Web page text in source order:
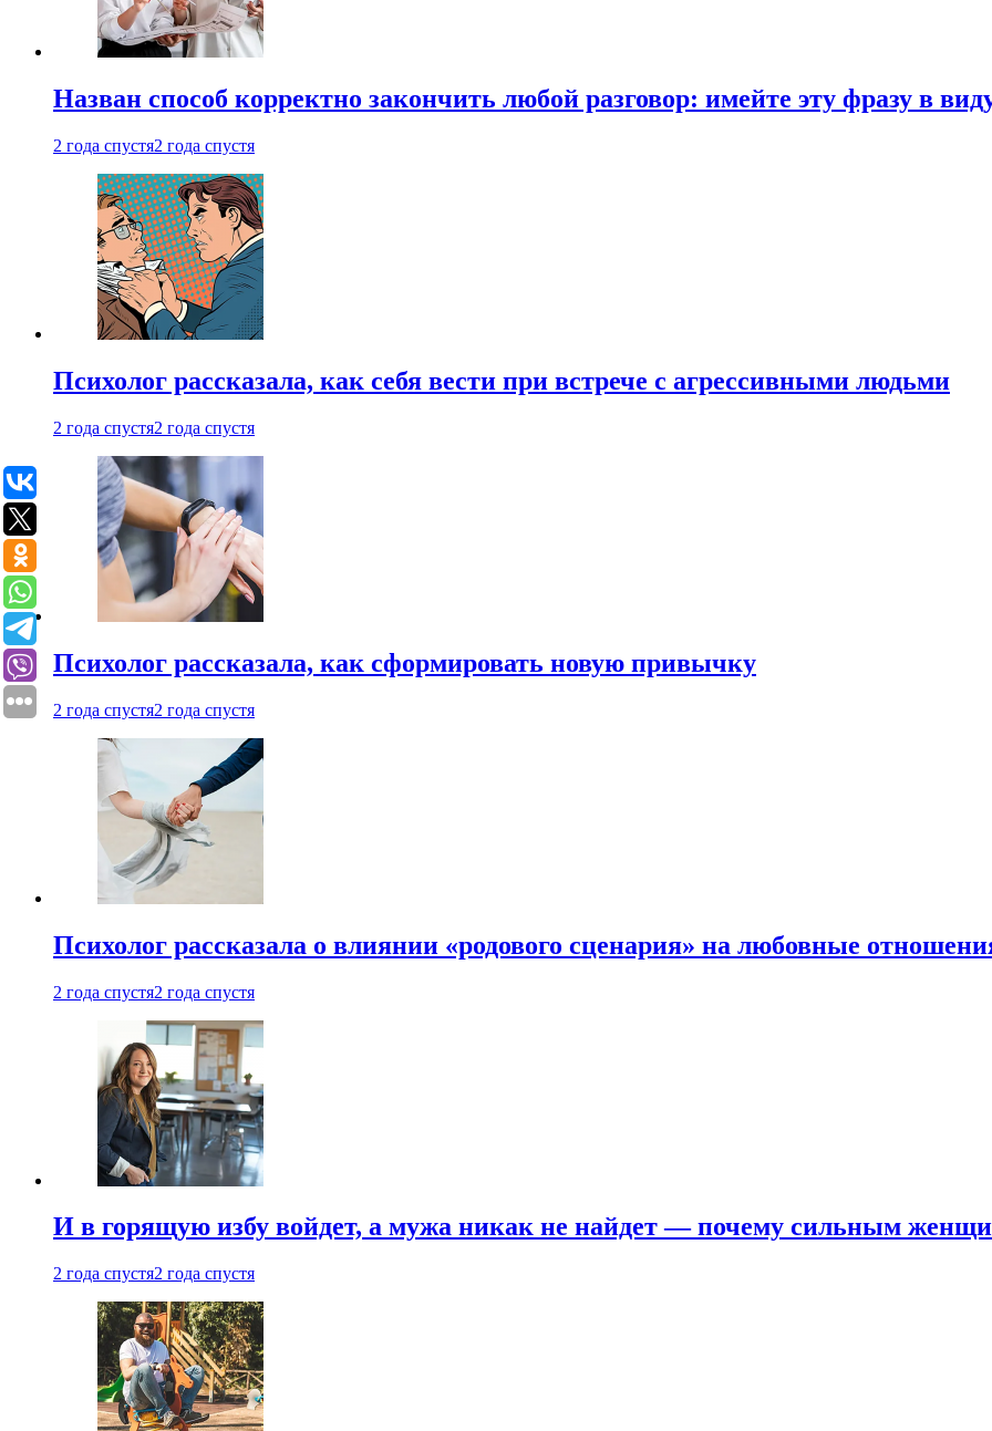
Назван способ корректно закончить любой разговор: имейте эту фразу в
2 года спустя2 года спустя
Психолог рассказала, как себя вести при встрече с агрессивными людьми
2 года спустя2 года спустя
Психолог рассказала, как сформировать новую привычку
2 года спустя2 года спустя
Психолог рассказала о влиянии «родового сценария» на любовные
2 года спустя2 года спустя
И в горящую избу войдет, а мужа никак не найдет — почему сильным
2 года спустя2 года спустя